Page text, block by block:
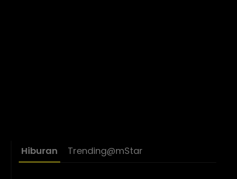
Hiburan Trending@mStar